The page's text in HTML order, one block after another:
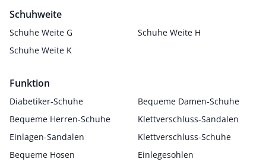
Schuhweite
Schuhe Weite G
Schuhe Weite H
Schuhe Weite K
Funktion
Diabetiker-Schuhe
Bequeme Damen-Schuhe
Bequeme Herren-Schuhe
Klettverschluss-Sandalen
Einlagen-Sandalen
Klettverschluss-Schuhe
Bequeme Hosen
Einlegesohlen